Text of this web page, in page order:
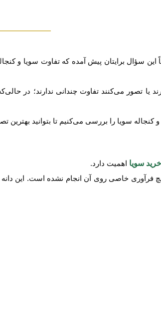
این سؤال برایتان پیش آمده که تفاوت سویا و
یا تصور می‌کنند تفاوت چندانی ندارند؛ در
سویا را بررسی می‌کنیم تا بتوانید بهترین
خرید سویا اهمیت دارد.
خاصی روی آن انجام نشده است. این دانه